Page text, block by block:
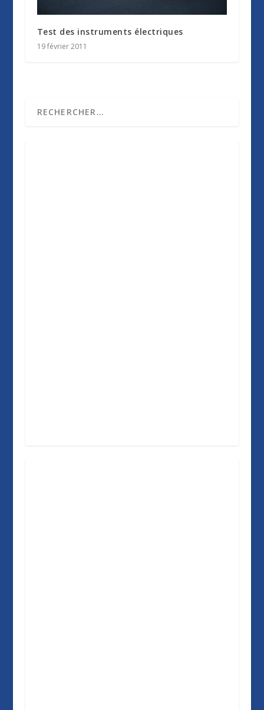
Test des instruments électriques
19 février 2011